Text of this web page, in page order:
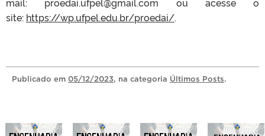
mail: proedai.ufpel@gmail.com ou acesse o
site: https://wp.ufpel.edu.br/proedai/.
Publicado em 05/12/2023, na categoria Últimos Posts.